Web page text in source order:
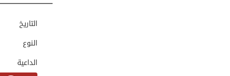
التاريخ
النوع
الداعية